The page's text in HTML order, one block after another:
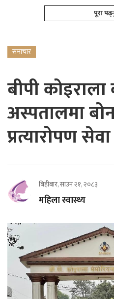
पूरा
समाचार
बीपी
अस्पतालमा
प्रत्यारोपण
बिहीबार, साउन २१, २०८३
महिला स्वास्थ्य